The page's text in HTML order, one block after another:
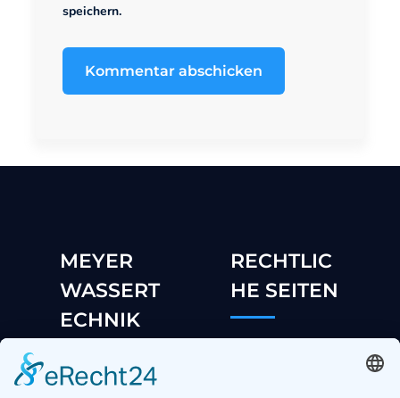
speichern.
MEYER
WASSERT
ECHNIK
RECHTLIC
HE SEITEN